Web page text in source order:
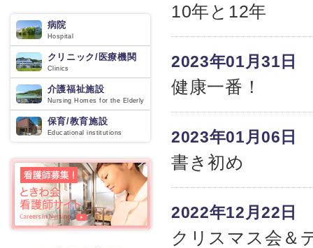
10年と12年
2023年01月31日
健康一番！
2023年01月06日
書き初め
2022年12月22日
クリスマス会＆
病院
Hospital
クリニック/医療機関
Clinics
介護福祉施設
Nursing Homes for the Elderly
保育/教育施設
Educational institutions